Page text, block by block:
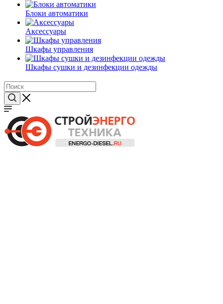
Блоки автоматики
Аксессуары
Шкафы управления
Шкафы сушки и дезинфекции одежды